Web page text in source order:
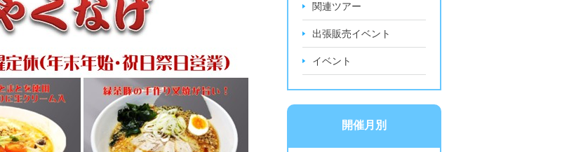
関連ツアー
出張販売イベント
イベント
開催月別